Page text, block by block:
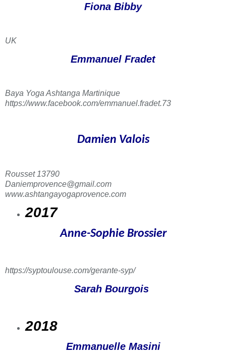
Fiona Bibby
UK
Emmanuel Fradet
Baya Yoga Ashtanga Martinique
https://www.facebook.com/emmanuel.fradet.73
Damien Valois
Rousset 13790
Daniemprovence@gmail.com
www.ashtangayogaprovence.com
2017
Anne-Sophie Brossier
https://syptoulouse.com/gerante-syp/
Sarah Bourgois
2018
Emmanuelle Masini